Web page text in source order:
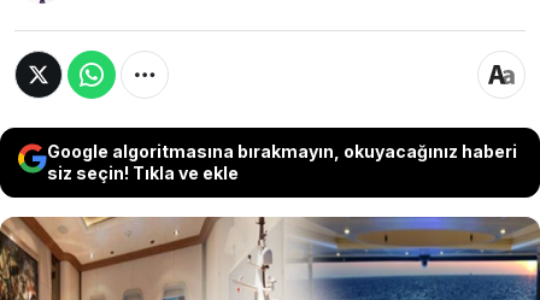
Google algoritmasına bırakmayın, okuyacağınız haberi
siz seçin! Tıkla ve ekle